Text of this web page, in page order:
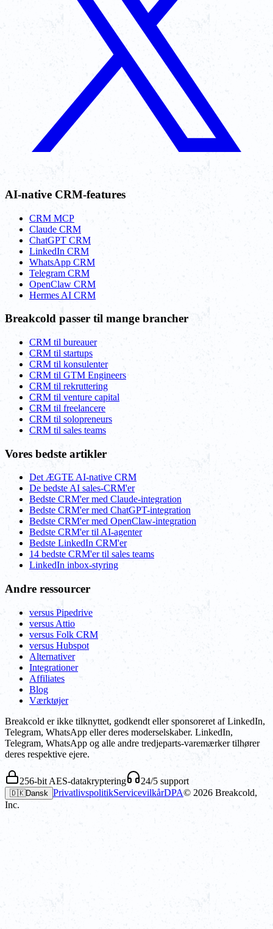
AI-native CRM-features
CRM MCP
Claude CRM
ChatGPT CRM
LinkedIn CRM
WhatsApp CRM
Telegram CRM
OpenClaw CRM
Hermes AI CRM
Breakcold passer til mange brancher
CRM til bureauer
CRM til startups
CRM til konsulenter
CRM til GTM Engineers
CRM til rekruttering
CRM til venture capital
CRM til freelancere
CRM til solopreneurs
CRM til sales teams
Vores bedste artikler
Det ÆGTE AI-native CRM
De bedste AI sales-CRM'er
Bedste CRM'er med Claude-integration
Bedste CRM'er med ChatGPT-integration
Bedste CRM'er med OpenClaw-integration
Bedste CRM'er til AI-agenter
Bedste LinkedIn CRM'er
14 bedste CRM'er til sales teams
LinkedIn inbox-styring
Andre ressourcer
versus Pipedrive
versus Attio
versus Folk CRM
versus Hubspot
Alternativer
Integrationer
Affiliates
Blog
Værktøjer
Breakcold er ikke tilknyttet, godkendt eller sponsoreret af LinkedIn,
Telegram, WhatsApp eller deres moderselskaber. LinkedIn,
Telegram, WhatsApp og alle andre tredjeparts-varemærker tilhører
deres respektive ejere.
256-bit AES-datakryptering 24/5 support
🇩🇰Dansk PrivatlivspolitikServicevilkårDPA© 2026 Breakcold,
Inc.